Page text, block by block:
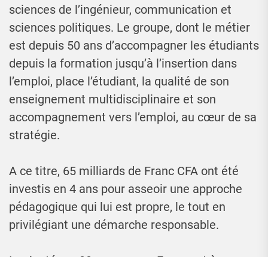
sciences de l’ingénieur, communication et
sciences politiques. Le groupe, dont le métier
est depuis 50 ans d’accompagner les étudiants
depuis la formation jusqu’à l’insertion dans
l’emploi, place l’étudiant, la qualité de son
enseignement multidisciplinaire et son
accompagnement vers l’emploi, au cœur de sa
stratégie.
A ce titre, 65 milliards de Franc CFA ont été
investis en 4 ans pour asseoir une approche
pédagogique qui lui est propre, le tout en
privilégiant une démarche responsable.